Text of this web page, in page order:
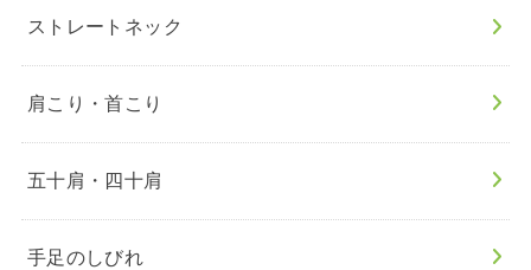
ストレートネック
肩こり・首こり
五十肩・四十肩
手足のしびれ